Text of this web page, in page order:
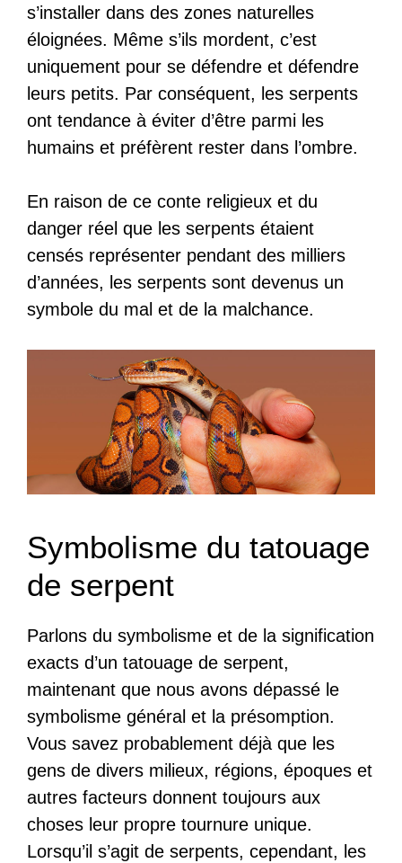
s’installer dans des zones naturelles
éloignées. Même s’ils mordent, c’est
uniquement pour se défendre et défendre
leurs petits. Par conséquent, les serpents
ont tendance à éviter d’être parmi les
humains et préfèrent rester dans l’ombre.
En raison de ce conte religieux et du
danger réel que les serpents étaient
censés représenter pendant des milliers
d’années, les serpents sont devenus un
symbole du mal et de la malchance.
Symbolisme du tatouage
de serpent
Parlons du symbolisme et de la signification
exacts d’un tatouage de serpent,
maintenant que nous avons dépassé le
symbolisme général et la présomption.
Vous savez probablement déjà que les
gens de divers milieux, régions, époques et
autres facteurs donnent toujours aux
choses leur propre tournure unique.
Lorsqu’il s’agit de serpents, cependant, les